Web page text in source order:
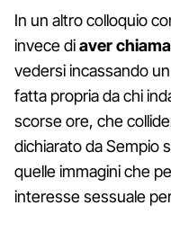
In un altro colloquio
invece diaver
vedersi incassando
fatta propria da chi
scorse ore, che
dichiarato da Sempio
quelle immagini che
interesse sessuale